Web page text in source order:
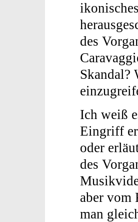
des
Skandal?
Ich weiß
Eingriff
oder
des
aber vom
man